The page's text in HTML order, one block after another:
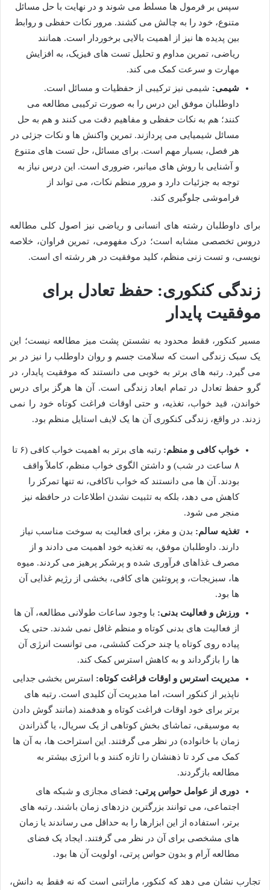
سپس بر فرمول ها مسلط می شوند و در نهایت با حل مسائل
متنوع، خود را به چالش می کشند. مرور نکات حفظی و روابط
بین پدیده ها نیز از اهمیت بالایی برخوردار است. همانند
ریاضی، تمرین مداوم و تحلیل تست های فیزیک، به افزایش
مهارت و سرعت کمک می کند.
شیمی: شیمی نیز ترکیبی از حفظیات و مسائل است.
داوطلبان موفق این درس را به صورت ترکیبی مطالعه می
کنند؛ هم به نکات حفظی و مفاهیم دقت می کنند و هم به حل
مسائل شیمیایی می پردازند. تمرین واکنش ها و نکات جزئی در
هر فصل، بسیار مهم است. برای مسائل، حل تست های متنوع
و آشنایی با روش های میانبر، ضروری است. این درس نیاز به
توجه به جزئیات دارد و مرور منظم نکات، می تواند از
فراموشی جلوگیری کند.
برای داوطلبان رشته های انسانی و ریاضی نیز اصول کلی مطالعه
دروس تخصصی مشابه است؛ درک مفهومی، تمرین فراوان، خلاصه
نویسی، و تست زنی منظم، کلید موفقیت در هر رشته ای است.
زندگی کنکوری: حفظ تعادل برای
موفقیت پایدار
مسیر کنکور، فقط محدود به نشستن پشت میز مطالعه نیست؛ این
یک سبک زندگی است که سلامت جسم و روان داوطلب را نیز در بر
می گیرد. رتبه های برتر به خوبی می دانستند که موفقیت پایدار، در
گرو حفظ تعادل در تمام ابعاد زندگی است. آن ها هرگز برای درس
خواندن، قید خواب، تغذیه، و حتی اوقات فراغت کوتاه خود را نمی
زدند. در واقع، زندگی کنکوری آن ها یک لایف استایل منظم بود.
خواب کافی و منظم:
رتبه های برتر به اهمیت خواب کافی (۶ تا
۸ ساعت در شب) و داشتن الگوی خواب منظم، کاملاً واقف
بودند. آن ها می دانستند که خواب ناکافی، نه تنها تمرکز را
کاهش می دهد، بلکه به تثبیت نشدن اطلاعات در حافظه نیز
منجر می شود.
تغذیه سالم: بدن و مغز، برای فعالیت به سوخت مناسب نیاز
دارند. داوطلبان موفق، به تغذیه خود اهمیت می دادند و از
مصرف غذاهای فرآوری شده و پرشکر پرهیز می کردند. میوه
ها، سبزیجات، و پروتئین های کافی، بخشی از رژیم غذایی آن
ها بود.
ورزش و فعالیت بدنی: با وجود ساعات طولانی مطالعه، آن ها
از فعالیت های بدنی کوتاه و منظم غافل نمی شدند. حتی یک
پیاده روی کوتاه یا چند حرکت کششی، می توانست انرژی آن
ها را بازگرداند و به کاهش استرس کمک کند.
مدیریت استرس و اوقات فراغت کوتاه: استرس بخشی جدایی
ناپذیر از کنکور است، اما مدیریت آن کلیدی است. رتبه های
برتر برای خود اوقات فراغت کوتاه و هدفمند (مانند گوش دادن
به موسیقی، تماشای بخش کوتاهی از یک سریال، یا گذراندن
زمان با خانواده) در نظر می گرفتند. این استراحت ها، به آن ها
کمک می کرد تا ذهنشان را تازه کنند و با انرژی بیشتر به
مطالعه بازگردند.
دوری از عوامل حواس پرتی: فضای مجازی و شبکه های
اجتماعی، می توانند بزرگترین دزدهای زمان باشند. رتبه های
برتر، استفاده از این ابزارها را به حداقل می رساندند یا زمان
های مشخصی برای آن در نظر می گرفتند. ایجاد یک فضای
مطالعه آرام و بدون حواس پرتی، اولویت آن ها بود.
تجارب نشان می دهد که کنکور، ماراتنی است که نه فقط به دانش،